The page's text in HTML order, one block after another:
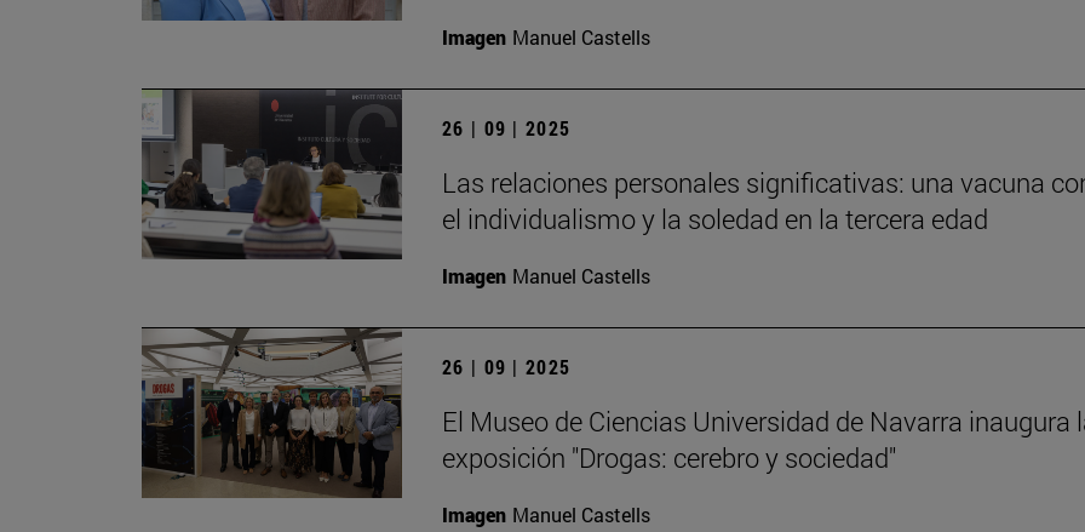
Imagen Manuel Castells
26 | 09 | 2025
Las relaciones personales significativas: una vacuna
el individualismo y la soledad en la tercera edad
Imagen Manuel Castells
26 | 09 | 2025
El Museo de Ciencias Universidad de Navarra inaugura
exposición "Drogas: cerebro y sociedad"
Imagen Manuel Castells